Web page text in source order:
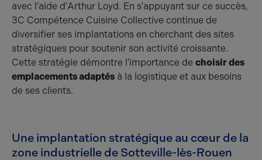
avec l'aide d'Arthur Loyd. En s'appuyant sur ce succès,
3C Compétence Cuisine Collective continue de
diversifier ses implantations en cherchant des sites
stratégiques pour soutenir son activité croissante.
Cette stratégie démontre l'importance de choisir des
emplacements adaptés à la logistique et aux besoins
de ses clients.
Une implantation stratégique au cœur de la
zone industrielle de Sotteville-lès-Rouen